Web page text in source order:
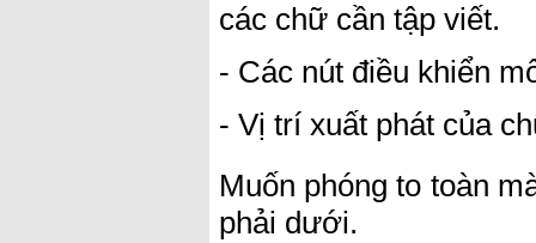
các chữ cần tập viết.
- Các nút điều khiển
- Vị trí xuất phát của
Muốn phóng to toàn
phải dưới.